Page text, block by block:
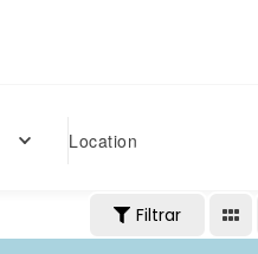
Location
Filtrar